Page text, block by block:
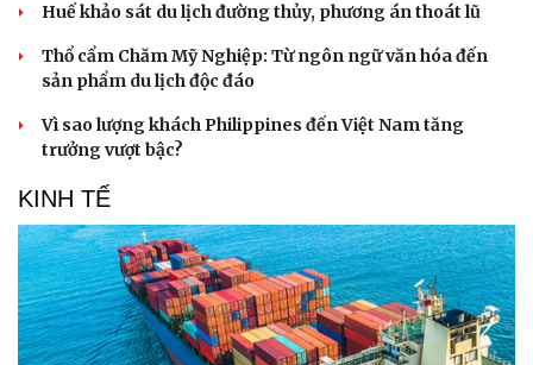
Huế khảo sát du lịch đường thủy, phương án thoát lũ
Thổ cẩm Chăm Mỹ Nghiệp: Từ ngôn ngữ văn hóa đến
sản phẩm du lịch độc đáo
Vì sao lượng khách Philippines đến Việt Nam tăng
trưởng vượt bậc?
KINH TẾ